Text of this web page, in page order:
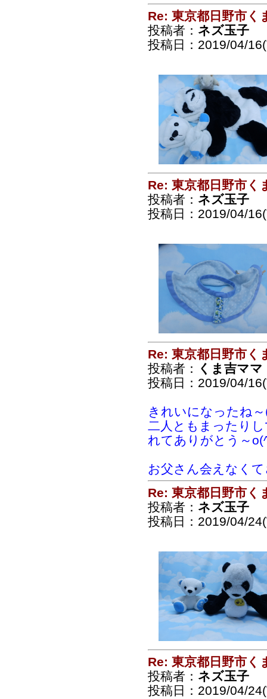
Re: 東京都日野市く
投稿者： ネズ玉子
投稿日：2019/04/
Re: 東京都日野市く
投稿者： ネズ玉子
投稿日：2019/04/
Re: 東京都日野市く
投稿者：
くま吉ママ
投稿日：2019/04/
きれいになったね～
二人ともまったり
れてありがとう～
お父さん会えなく
Re: 東京都日野市く
投稿者： ネズ玉子
投稿日：2019/04/
Re: 東京都日野市く
投稿者： ネズ玉子
投稿日：2019/04/